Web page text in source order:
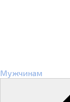
Мужчинам